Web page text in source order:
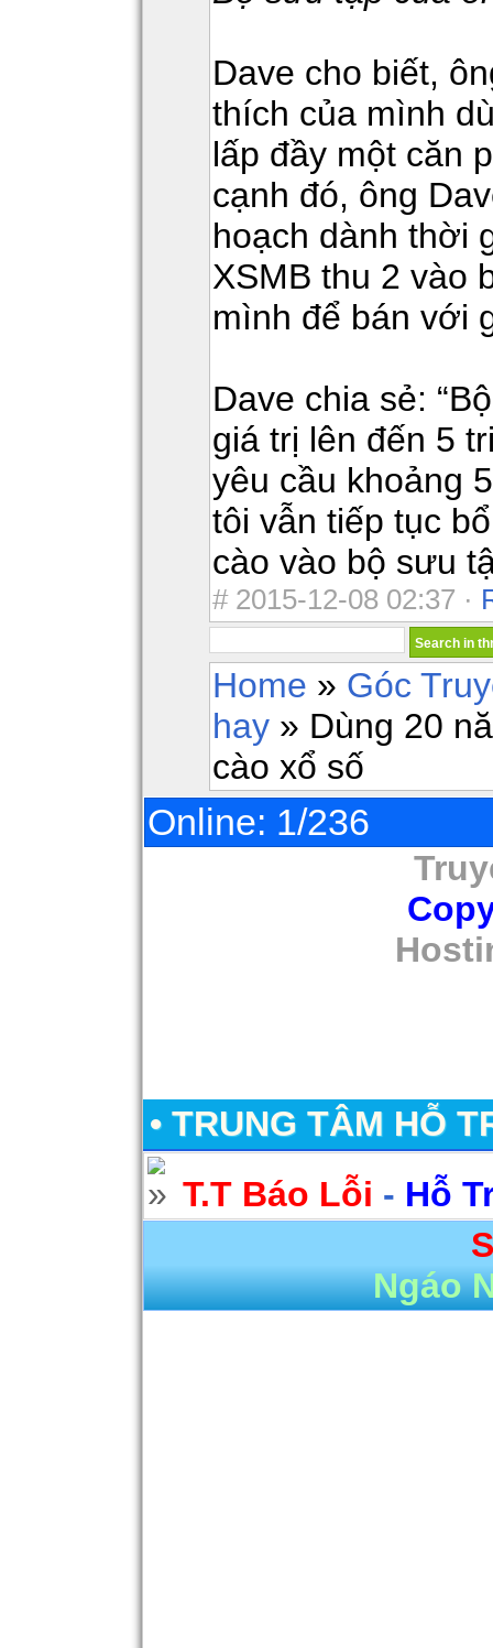
Dave cho biết,
thích của mình
lấp đầy một căn
cạnh đó, ông
hoạch dành thời
XSMB thu 2 vào
mình để bán với
Dave chia sẻ:
giá trị lên đến 5
yêu cầu khoảng
tôi vẫn tiếp tục
cào vào bộ sưu
#2015-12-08 02:37 ·
Home » Góc
hay » Dùng 20
cào xổ số
Online: 1/236
• TRUNG TÂM HỖ
T.T Báo Lỗi - Hỗ
Ngáo